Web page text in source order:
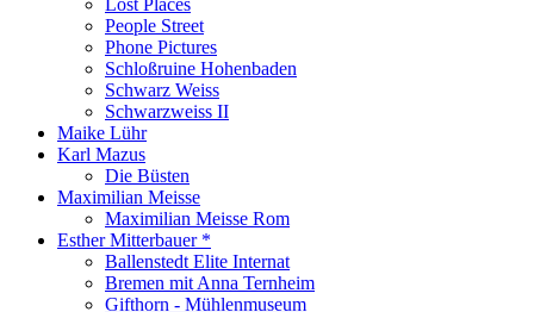
Lost Places
People Street
Phone Pictures
Schloßruine Hohenbaden
Schwarz Weiss
Schwarzweiss II
Maike Lühr
Karl Mazus
Die Büsten
Maximilian Meisse
Maximilian Meisse Rom
Esther Mitterbauer *
Ballenstedt Elite Internat
Bremen mit Anna Ternheim
Gifthorn - Mühlenmuseum